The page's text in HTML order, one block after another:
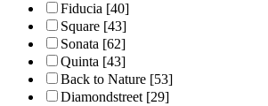
Fiducia [40]
Square [43]
Sonata [62]
Quinta [43]
Back to Nature [53]
Diamondstreet [29]